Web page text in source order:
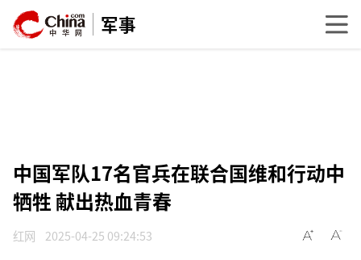
军事
中国军队17名官兵在联合国维和行动中
牺牲 献出热血青春
红网 2025-04-25 09:24:53